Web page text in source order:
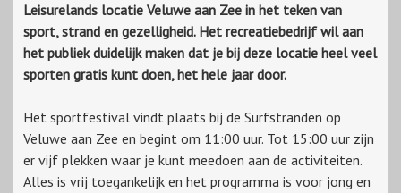
Leisurelands locatie Veluwe aan Zee in het teken van
sport, strand en gezelligheid. Het recreatiebedrijf wil aan
het publiek duidelijk maken dat je bij deze locatie heel veel
sporten gratis kunt doen, het hele jaar door.
Het sportfestival vindt plaats bij de Surfstranden op
Veluwe aan Zee en begint om 11:00 uur. Tot 15:00 uur zijn
er vijf plekken waar je kunt meedoen aan de activiteiten.
Alles is vrij toegankelijk en het programma is voor jong en